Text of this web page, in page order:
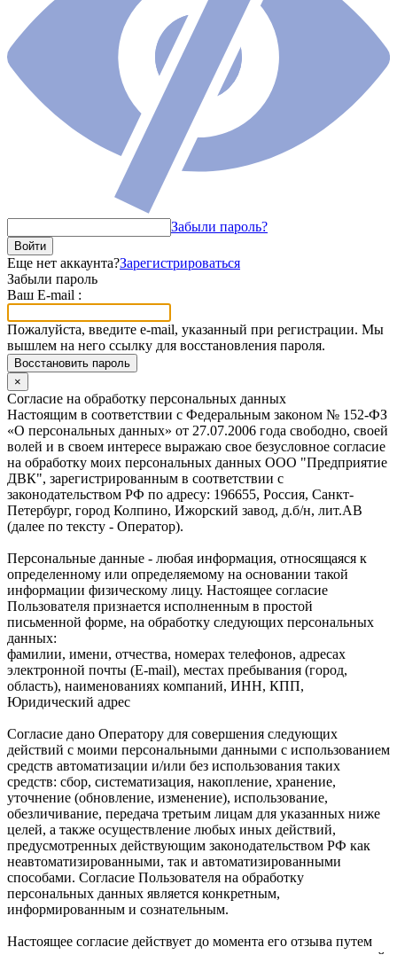
Забыли пароль?
Войти
Еще нет аккаунта?Зарегистрироваться
Забыли пароль
Ваш E-mail :
Пожалуйста, введите e-mail, указанный при регистрации. Мы
вышлем на него ссылку для восстановления пароля.
Восстановить пароль
×
Согласие на обработку персональных данных
Настоящим в соответствии с Федеральным законом № 152-ФЗ
«О персональных данных» от 27.07.2006 года свободно, своей
волей и в своем интересе выражаю свое безусловное согласие
на обработку моих персональных данных ООО "Предприятие
ДВК", зарегистрированным в соответствии с
законодательством РФ по адресу: 196655, Россия, Санкт-
Петербург, город Колпино, Ижорский завод, д.б/н, лит.АВ
(далее по тексту - Оператор).
Персональные данные - любая информация, относящаяся к
определенному или определяемому на основании такой
информации физическому лицу. Настоящее согласие
Пользователя признается исполненным в простой
письменной форме, на обработку следующих персональных
данных:
фамилии, имени, отчества, номерах телефонов, адресах
электронной почты (E-mail), местах пребывания (город,
область), наименованиях компаний, ИНН, КПП,
Юридический адрес
Согласие дано Оператору для совершения следующих
действий с моими персональными данными с использованием
средств автоматизации и/или без использования таких
средств: сбор, систематизация, накопление, хранение,
уточнение (обновление, изменение), использование,
обезличивание, передача третьим лицам для указанных ниже
целей, а также осуществление любых иных действий,
предусмотренных действующим законодательством РФ как
неавтоматизированными, так и автоматизированными
способами. Согласие Пользователя на обработку
персональных данных является конкретным,
информированным и сознательным.
Настоящее согласие действует до момента его отзыва путем